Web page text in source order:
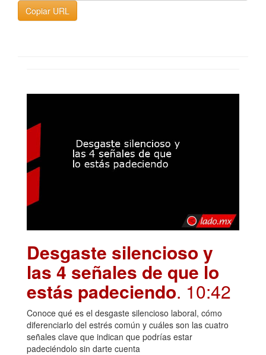
Copiar URL
Desgaste silencioso y
las 4 señales de que lo
estás padeciendo. 10:42
Conoce qué es el desgaste silencioso laboral, cómo
diferenciarlo del estrés común y cuáles son las cuatro
señales clave que indican que podrías estar
padeciéndolo sin darte cuenta